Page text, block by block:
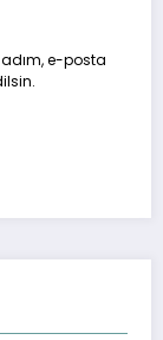
e-posta